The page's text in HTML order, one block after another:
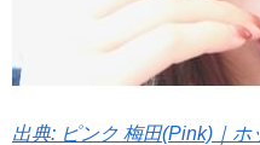
出典: ピンク 梅田(Pink)｜